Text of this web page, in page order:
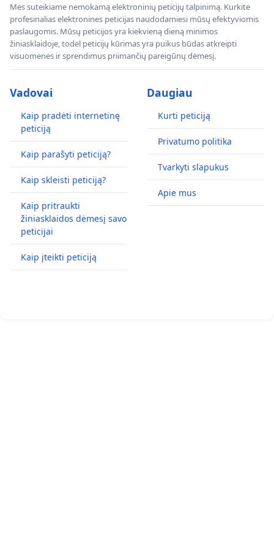
Mes suteikiame nemokamą elektroninių peticijų talpinimą. Kurkite
profesinalias elektronines peticijas naudodamiesi mūsų efektyviomis
paslaugomis. Mūsų peticijos yra kiekvieną dieną minimos
žiniasklaidoje, todėl peticijų kūrimas yra puikus būdas atkreipti
visuomenės ir sprendimus priimančių pareigūnų dėmesį.
Vadovai
Kaip pradėti internetinę
peticiją
Kaip parašyti peticiją?
Kaip skleisti peticiją?
Kaip pritraukti
žiniasklaidos dėmesį savo
peticijai
Kaip įteikti peticiją
Daugiau
Kurti peticiją
Privatumo politika
Tvarkyti slapukus
Apie mus